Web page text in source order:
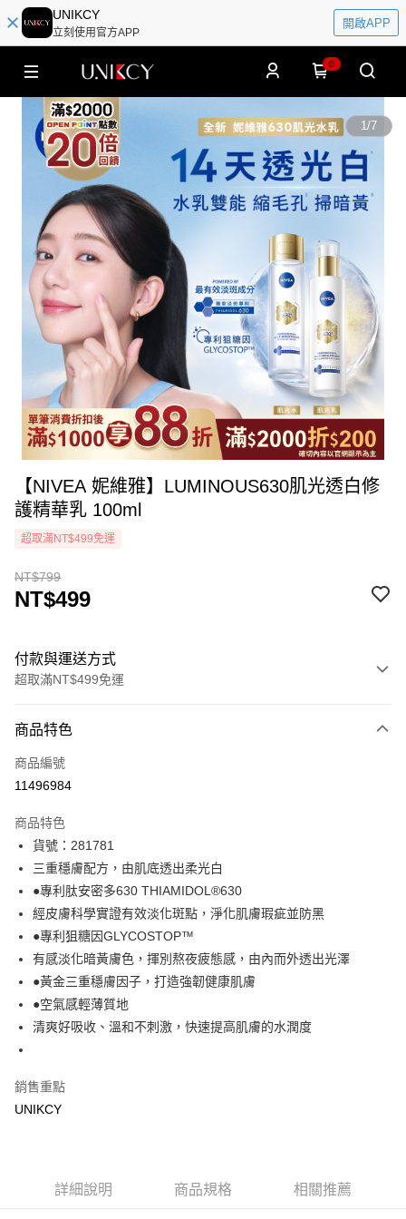
UNIKCY
立刻使用官方APP
開啟APP
0
1/7
【NIVEA 妮維雅】LUMINOUS630肌光透白修
護精華乳 100ml
超取滿NT$499免運
NT$799
NT$499
付款與運送方式
超取滿NT$499免運
icash Pay
信用卡一次付款
LINE Pay
Apple Pay
街口支付
悠遊付
Google Pay
運送方式
7-11取貨付款［需3-5個工作天不含預購商品］
付款後7-11取貨［需3-5個工作天不含預購商品］
每筆NT$100，滿NT$799(含以上)免運費
商品特色
商品編號
11496984
商品特色
貨號：281781
三重穩膚配方，由肌底透出柔光白
●專利肽安密多630 THIAMIDOL®630
經皮膚科學實證有效淡化斑點，淨化肌膚瑕疵並防黑
●專利狙糖因GLYCOSTOP™
有感淡化暗黃膚色，揮別熬夜疲態感，由內而外透出光澤
●黃金三重穩膚因子，打造強韌健康肌膚
●空氣感輕薄質地
清爽好吸收、溫和不刺激，快速提高肌膚的水潤度
銷售重點
UNIKCY
詳細說明 商品規格 相關推薦